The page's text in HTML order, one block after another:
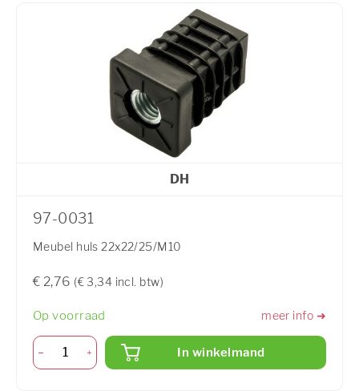
DH
97-0031
Meubel huls 22x22/25/M10
€ 2,76 (€ 3,34 incl. btw)
Op voorraad meer info ➜
In winkelmand